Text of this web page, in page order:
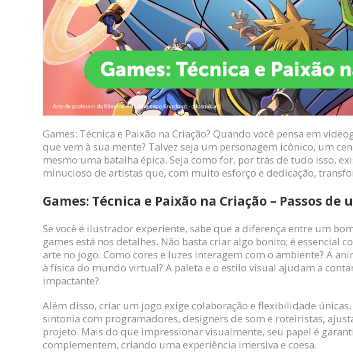
Games: Técnica e Paixão na Criação? Quando você pensa em
que vem à sua mente? Talvez seja um personagem icônico, um
mesmo uma batalha épica. Seja como for, por trás de tudo isso,
minucioso de artistas que, com muito esforço e dedicação,
Games: Técnica e Paixão na Criação – Passos
Se você é ilustrador experiente, sabe que a diferença entre um
games está nos detalhes. Não basta criar algo bonito; é essencial
arte no jogo. Como cores e luzes interagem com o ambiente? A
à física do mundo virtual? A paleta e o estilo visual ajudam a
impactante?
Além disso, criar um jogo exige colaboração e flexibilidade
sintonia com programadores, designers de som e roteiristas,
projeto. Mais do que impressionar visualmente, seu papel é
complementem, criando uma experiência imersiva e coesa.